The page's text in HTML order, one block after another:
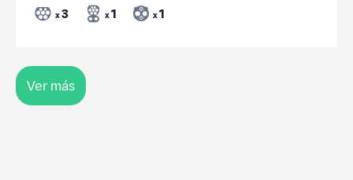
x 3 x 1 x 1
Ver más